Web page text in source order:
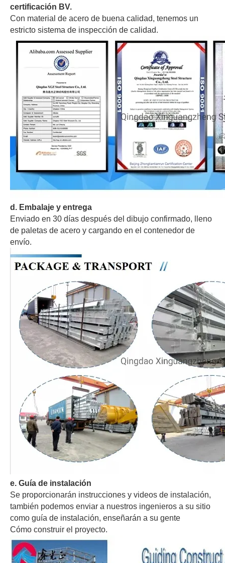
certificación BV.
Con material de acero de buena calidad, tenemos un
estricto sistema de inspección de calidad.
d . Embalaje y entrega
Enviado en 30 días después del dibujo confirmado, lleno
de paletas de acero y cargando en el contenedor de
envío.
e. Guía de instalación
Se proporcionarán instrucciones y videos de instalación,
también podemos enviar a nuestros ingenieros a su sitio
como guía de instalación, enseñarán a su gente
Cómo construir el proyecto.